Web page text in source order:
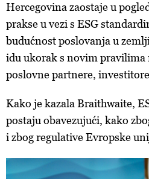
Hercegovina zaostaje u
prakse u vezi s ESG
budućnost poslovanja u
idu ukorak s novim pravilima
poslovne partnere,
Kako je kazala Braithwaite,
postaju obavezujući, kako
i zbog regulative Evropske